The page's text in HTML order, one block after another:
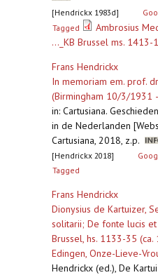
[Hendrickx 1983d]
Tagged
Ambrosius
..._KB Brussel ms. 1413-
Frans Hendrickx
In memoriam em. prof.
(Birmingham 10/3/1931
in: Cartusiana.
in de Nederlanden
Cartusiana, 2018, z.p.
[Hendrickx 2018]
Tagged
Frans Hendrickx
Dionysius de Kartuizer,
solitarii; De fonte lucis
Brussel, hs. 1133-35
Edingen, Onze-Lieve-
Hendrickx (ed.), De